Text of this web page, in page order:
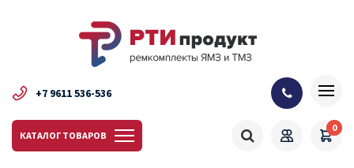
+7 9611 536-536
КАТАЛОГ ТОВАРОВ
0